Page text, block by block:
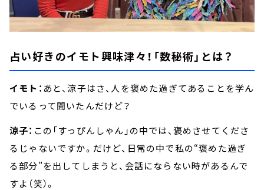
占い好きのイモト興味津々！「数秘術」とは？
イモト： あと、涼子はさ、人を褒めた過ぎてあることを学ん
でいるって聞いたんだけど？
涼子： この「すっぴんしゃん」の中では、褒めさせてくださ
るじゃないですか。だけど、日常の中で私の“褒めた過ぎ
る部分”を出してしまうと、会話にならない時があるんで
すよ（笑）。